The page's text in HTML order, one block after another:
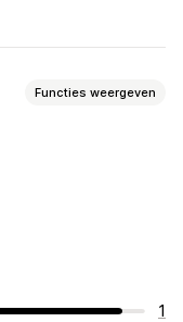
Functies weergeven
1